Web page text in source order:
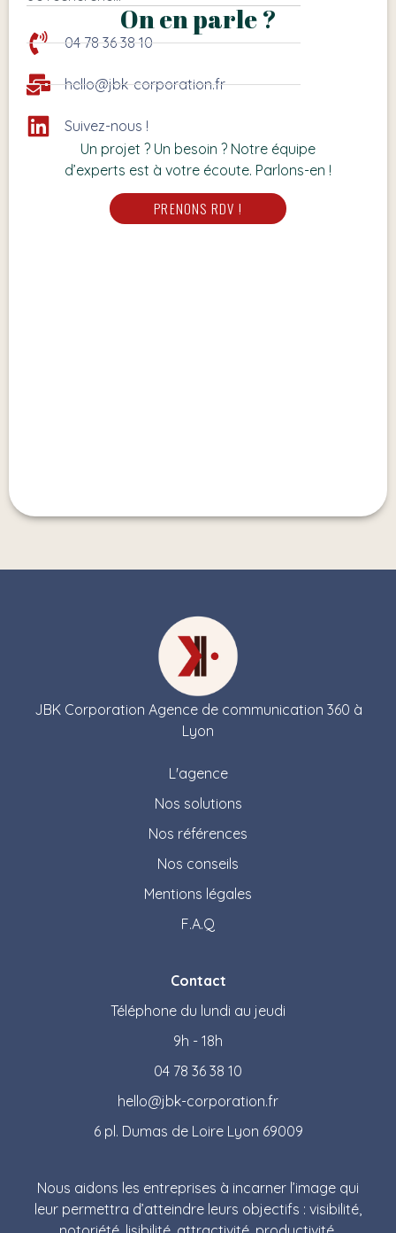
On en parle ?
04 78 36 38 10
hello@jbk-corporation.fr
Suivez-nous !
Un projet ? Un besoin ? Notre équipe
d’experts est à votre écoute. Parlons-en !
PRENONS RDV !
JBK Corporation Agence de communication 360 à
Lyon
L'agence
Nos solutions
Nos références
Nos conseils
Mentions légales
F.A.Q
Contact
Téléphone du lundi au jeudi
9h - 18h
04 78 36 38 10
hello@jbk-corporation.fr
6 pl. Dumas de Loire Lyon 69009
Nous aidons les entreprises à incarner l’image qui
leur permettra d’atteindre leurs objectifs : visibilité,